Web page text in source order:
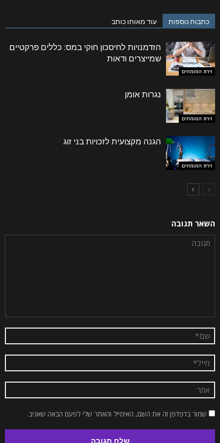
כתבות נוספות עוד מאותו כותב
זירת המומחים
הזדמנויות לחיסכון חוקי במס: כללים פרקטיים
שמייצרים ודאות
זירת המומחים
נגרות אומן
זירת המומחים
הגנה מקצועית לזכויות בני זוג
השאר תגובה
שמור בדפדפן זה את השם, האימייל והאתר שלי לפעם הבאה שאגיב.
ומסכים/ה לשמירת המידע לצורך טיפול בפנייתי (חובה)